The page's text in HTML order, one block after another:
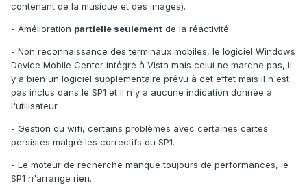
contenant de la musique et des images).
- Amélioration partielle seulement de la réactivité.
- Non reconnaissance des terminaux mobiles, le logiciel Windows
Device Mobile Center intégré à Vista mais celui ne marche pas, il
y a bien un logiciel supplémentaire prévu à cet effet mais il n'est
pas inclus dans le SP1 et il n'y a aucune indication donnée à
l'utilisateur.
- Gestion du wifi, certains problèmes avec certaines cartes
persistes malgré les correctifs du SP1.
- Le moteur de recherche manque toujours de performances, le
SP1 n'arrange rien.